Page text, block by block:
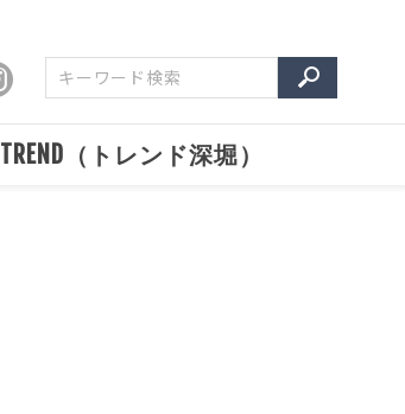
TREND（トレンド深堀）